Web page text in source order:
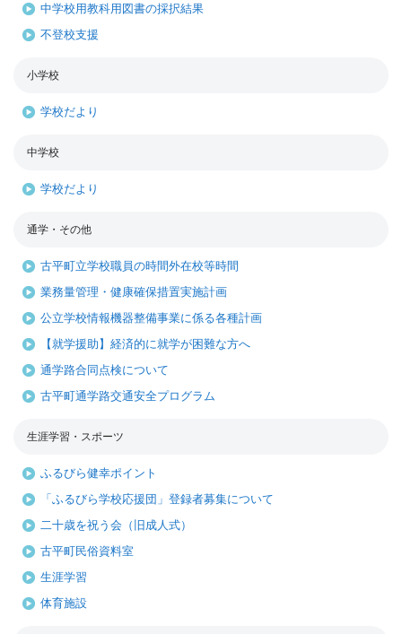
中学校用教科用図書の採択結果
不登校支援
小学校
学校だより
中学校
学校だより
通学・その他
古平町立学校職員の時間外在校等時間
業務量管理・健康確保措置実施計画
公立学校情報機器整備事業に係る各種計画
【就学援助】経済的に就学が困難な方へ
通学路合同点検について
古平町通学路交通安全プログラム
生涯学習・スポーツ
ふるびら健幸ポイント
「ふるびら学校応援団」登録者募集について
二十歳を祝う会（旧成人式）
古平町民俗資料室
生涯学習
体育施設